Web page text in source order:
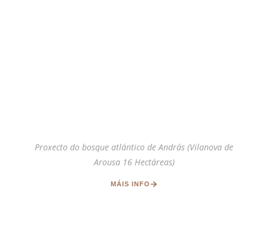
Proxecto do bosque atlántico de András (Vilanova de
Arousa 16 Hectáreas)
MÁIS INFO